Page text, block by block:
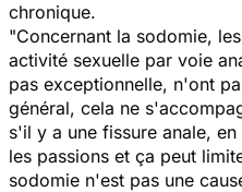
chronique.
"Concernant la sodomie,
activité sexuelle par voie
pas exceptionnelle, n'ont
général, cela ne
s'il y a une fissure anale,
les passions et ça peut
sodomie n'est pas une